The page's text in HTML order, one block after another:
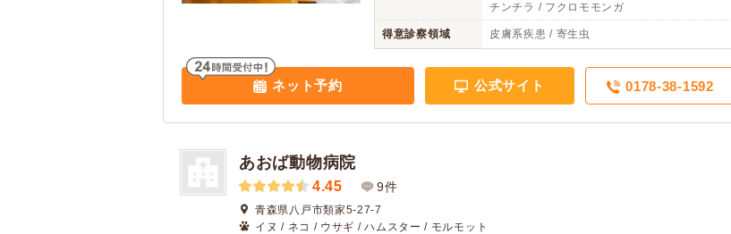
チンチラ / フクロモモンガ
得意診察領域 皮膚系疾患 / 寄生虫
ネット予約 公式サイト 0178-38-1592
あおば動物病院
4.45 9件
青森県八戸市類家5-27-7
イヌ / ネコ / ウサギ / ハムスター / モルモット